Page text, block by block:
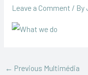
Leave a Comment / By
← Previous Multimédia